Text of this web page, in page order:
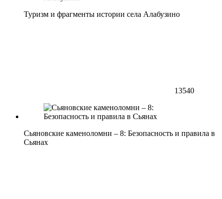
Туризм и фрагменты истории села Алабузино
13540
Сьяновские каменоломни – 8: Безопасность и правила в
Сьянах